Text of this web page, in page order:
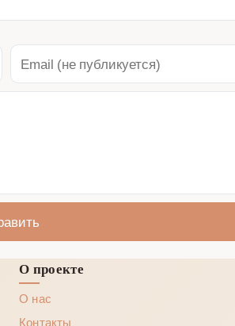
О проекте
О нас
Контакты